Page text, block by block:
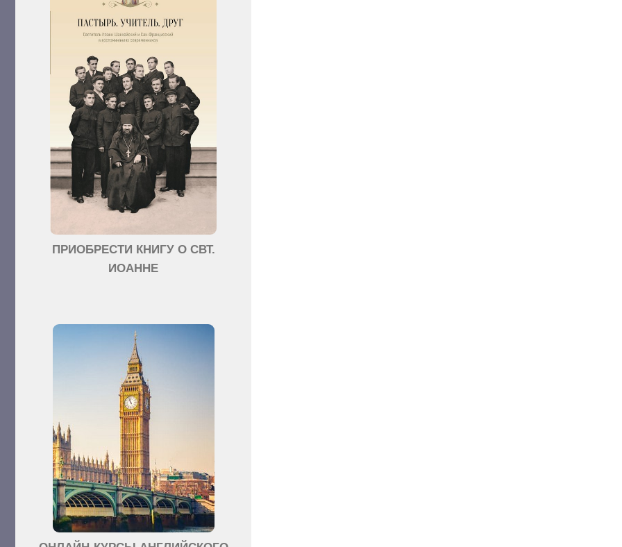
ПРИОБРЕСТИ КНИГУ О СВТ.
ИОАННЕ